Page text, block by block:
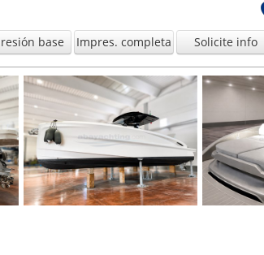
base Impres. completa Solicite info